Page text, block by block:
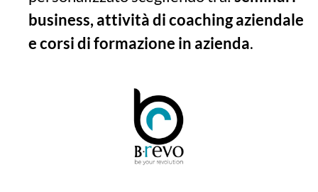
business, attività di coaching aziendale
e corsi di formazione in azienda.